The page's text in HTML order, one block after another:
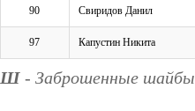
90 Свиридов Данил
97 Капустин Никита
Ш - Заброшенные шайбы